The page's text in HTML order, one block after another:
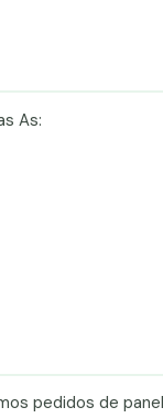
As:
pedidos de